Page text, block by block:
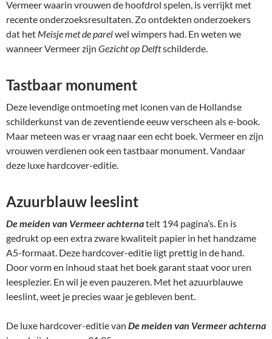
Vermeer waarin vrouwen de hoofdrol spelen, is verrijkt met
recente onderzoeksresultaten. Zo ontdekten onderzoekers
dat het Meisje met de parelwel wimpers had. En weten we
wanneer Vermeer zijn Gezicht op Delftschilderde.
Tastbaar monument
Deze levendige ontmoeting met iconen van de Hollandse
schilderkunst van de zeventiende eeuw verscheen als e-book.
Maar meteen was er vraag naar een echt boek. Vermeer en zijn
vrouwen verdienen ook een tastbaar monument. Vandaar
deze luxe hardcover-editie.
Azuurblauw leeslint
De meiden van Vermeer achternatelt 194 pagina’s. En is
gedrukt op een extra zware kwaliteit papier in het handzame
A5-formaat. Deze hardcover-editie ligt prettig in de hand.
Door vorm en inhoud staat het boek garant staat voor uren
leesplezier. En wil je even pauzeren. Met het azuurblauwe
leeslint, weet je precies waar je gebleven bent.
De luxe hardcover-editie van De meiden van Vermeer achterna